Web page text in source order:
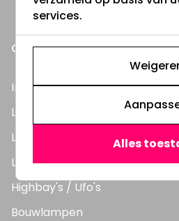
ONZE PRODUCTEN
Inbouwspots
LED Lampen
LED TL Buizen
LED Panelen
Highbay's / Ufo's
Bouwlampen
services.
Alles